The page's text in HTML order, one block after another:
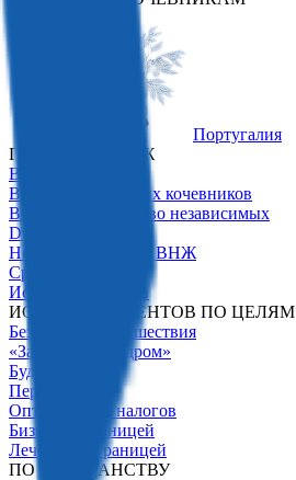
Португалия
ГЛАВНОЕ О ВНЖ
Все программы
ВНЖ для цифровых кочевников
ВНЖ для финансово независимых
Due Diligence
Недвижимость для ВНЖ
Сравнение
Истории клиентов
ИСТОРИИ КЛИЕНТОВ ПО ЦЕЛЯМ
Безвизовые путешествия
«Запасной аэродром»
Будущее детей
Переезд
Оптимизация налогов
Бизнес за границей
Лечение за границей
ПО ГРАЖДАНСТВУ